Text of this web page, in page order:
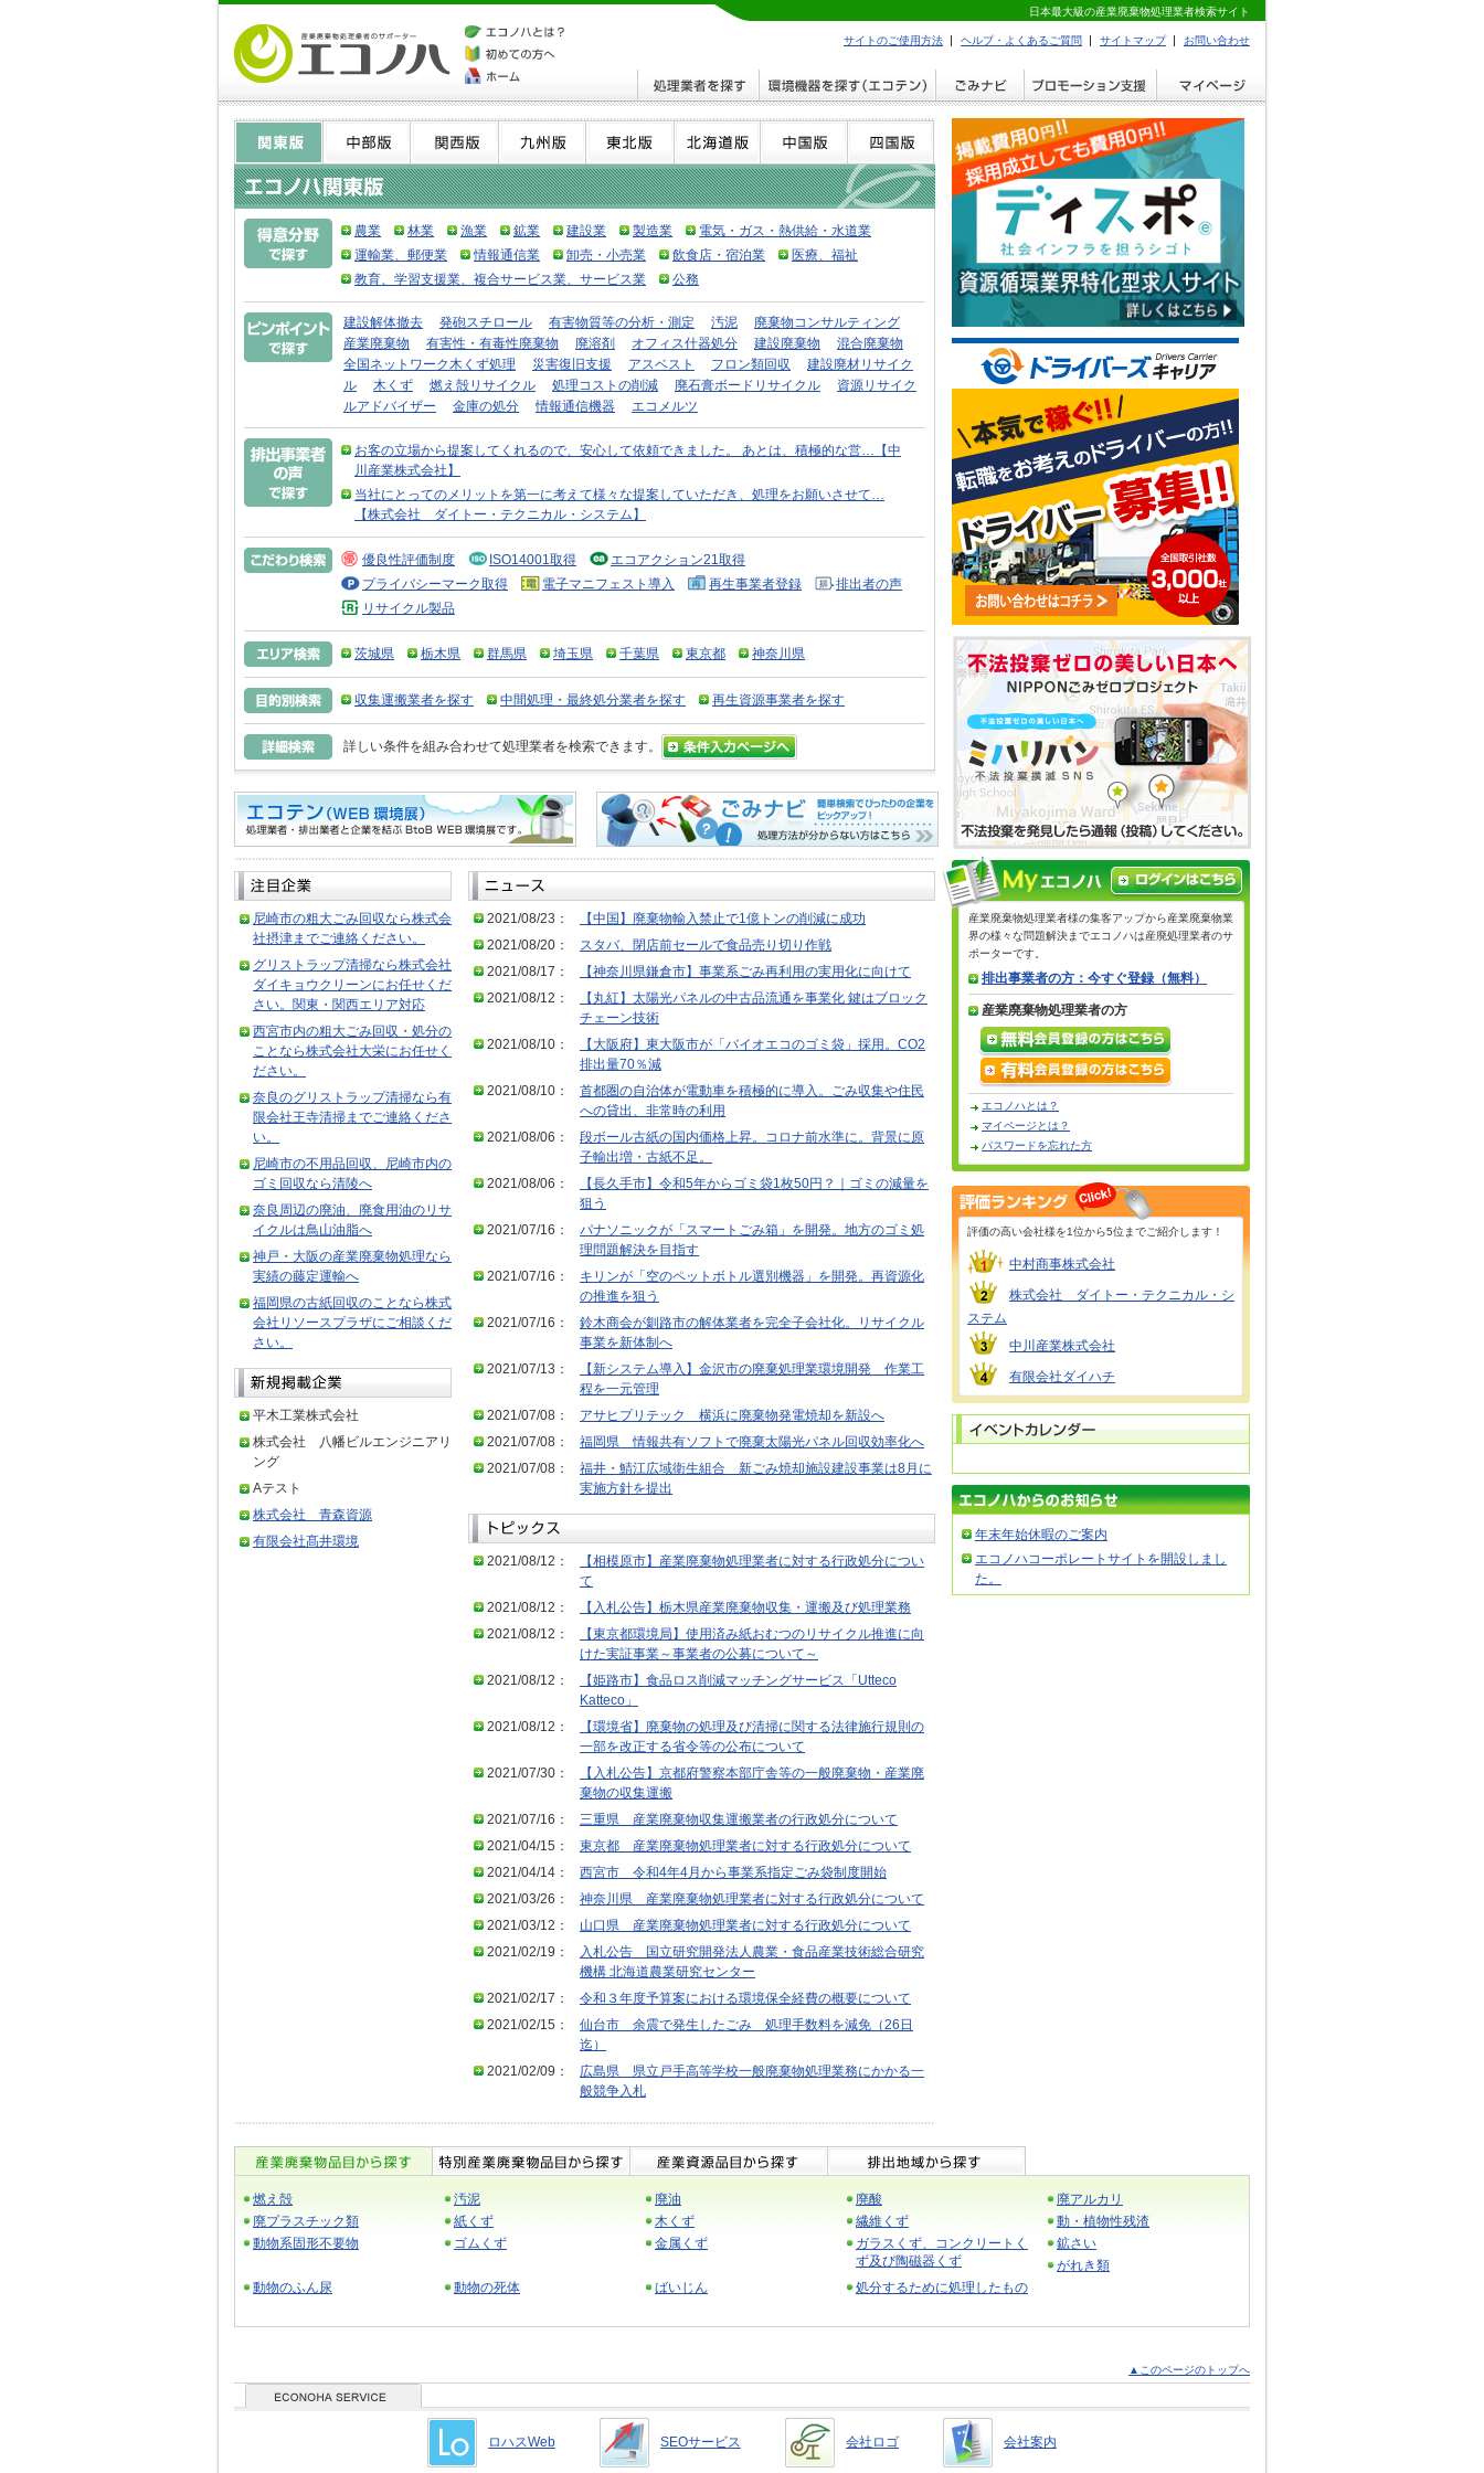
日本最大級の産業廃棄物処理業者検索サイト
サイトのご使用方法 ヘルプ・よくあるご質問 サイトマップ お問い合わせ
農業 林業 漁業 鉱業 建設業 製造業
電気・ガス・熱供給・水道業
運輸業、郵便業
情報通信業 卸売・小売業 飲食店・宿泊業
医療、福祉
教育、学習支援業、複合サービス業、サービス業
公務
建設解体撤去 発砲スチロール 有害物質等の分析・測定 汚泥
廃棄物コンサルティング
産業廃棄物
有害性・有毒性廃棄物 廃溶剤 オフィス什器処分 建設廃棄物
混合廃棄物
全国ネットワーク木くず処理
災害復旧支援 アスベスト フロン類回収
建設廃材リサイク
ル
木くず 燃え殻リサイクル 処理コストの削減 廃石膏ボードリサイクル
資源リサイク
ルアドバイザー
金庫の処分 情報通信機器 エコメルツ
お客の立場から提案してくれるので、安心して依頼できました。 あとは、積極的な営…【中
川産業株式会社】
当社にとってのメリットを第一に考えて様々な提案していただき、処理をお願いさせて…
【株式会社 ダイトー・テクニカル・システム】
優良性評価制度 ISO14001取得
エコアクション21取得
プライバシーマーク取得
電子マニフェスト導入 再生事業者登録
排出者の声
リサイクル製品
茨城県 栃木県 群馬県 埼玉県 千葉県 東京都 神奈川県
収集運搬業者を探す 中間処理・最終処分業者を探す 再生資源事業者を探す
詳しい条件を組み合わせて処理業者を検索できます。
尼崎市の粗大ごみ回収なら株式会
社摂津までご連絡ください。
グリストラップ清掃なら株式会社
ダイキョウクリーンにお任せくだ
さい。関東・関西エリア対応
西宮市内の粗大ごみ回収・処分の
ことなら株式会社大栄にお任せく
ださい。
奈良のグリストラップ清掃なら有
限会社王寺清掃までご連絡くださ
い。
尼崎市の不用品回収、尼崎市内の
ゴミ回収なら清陵へ
奈良周辺の廃油、廃食用油のリサ
イクルは鳥山油脂へ
神戸・大阪の産業廃棄物処理なら
実績の藤定運輸へ
福岡県の古紙回収のことなら株式
会社リソースプラザにご相談くだ
さい。
平木工業株式会社
株式会社 八幡ビルエンジニアリ
ング
Aテスト
株式会社 青森資源
有限会社髙井環境
2021/08/23：
【中国】廃棄物輸入禁止で1億トンの削減に成功
2021/08/20：
スタバ、閉店前セールで食品売り切り作戦
2021/08/17：
【神奈川県鎌倉市】事業系ごみ再利用の実用化に向けて
2021/08/12：
【丸紅】太陽光パネルの中古品流通を事業化 鍵はブロック
チェーン技術
2021/08/10：
【大阪府】東大阪市が「バイオエコのゴミ袋」採用。CO2
排出量70％減
2021/08/10：
首都圏の自治体が電動車を積極的に導入。ごみ収集や住民
への貸出、非常時の利用
2021/08/06：
段ボール古紙の国内価格上昇。コロナ前水準に。背景に原
子輸出増・古紙不足。
2021/08/06：
【長久手市】令和5年からゴミ袋1枚50円？｜ゴミの減量を
狙う
2021/07/16：
パナソニックが「スマートごみ箱」を開発。地方のゴミ処
理問題解決を目指す
2021/07/16：
キリンが「空のペットボトル選別機器」を開発。再資源化
の推進を狙う
2021/07/16：
鈴木商会が釧路市の解体業者を完全子会社化。リサイクル
事業を新体制へ
2021/07/13：
【新システム導入】金沢市の廃棄処理業環境開発 作業工
程を一元管理
2021/07/08：
アサヒプリテック 横浜に廃棄物発電焼却を新設へ
2021/07/08：
福岡県 情報共有ソフトで廃棄太陽光パネル回収効率化へ
2021/07/08：
福井・鯖江広域衛生組合 新ごみ焼却施設建設事業は8月に
実施方針を提出
2021/08/12：
【相模原市】産業廃棄物処理業者に対する行政処分につい
て
2021/08/12：
【入札公告】栃木県産業廃棄物収集・運搬及び処理業務
2021/08/12：
【東京都環境局】使用済み紙おむつのリサイクル推進に向
けた実証事業～事業者の公募について～
2021/08/12：
【姫路市】食品ロス削減マッチングサービス「Utteco
Katteco」
2021/08/12：
【環境省】廃棄物の処理及び清掃に関する法律施行規則の
一部を改正する省令等の公布について
2021/07/30：
【入札公告】京都府警察本部庁舎等の一般廃棄物・産業廃
棄物の収集運搬
2021/07/16：
三重県 産業廃棄物収集運搬業者の行政処分について
2021/04/15：
東京都 産業廃棄物処理業者に対する行政処分について
2021/04/14：
西宮市 令和4年4月から事業系指定ごみ袋制度開始
2021/03/26：
神奈川県 産業廃棄物処理業者に対する行政処分について
2021/03/12：
山口県 産業廃棄物処理業者に対する行政処分について
2021/02/19：
入札公告 国立研究開発法人農業・食品産業技術総合研究
機構 北海道農業研究センター
2021/02/17：
令和３年度予算案における環境保全経費の概要について
2021/02/15：
仙台市 余震で発生したごみ 処理手数料を減免（26日
迄）
2021/02/09：
広島県 県立戸手高等学校一般廃棄物処理業務にかかる一
般競争入札
産業廃棄物処理業者様の集客アップから産業廃棄物業
界の様々な問題解決までエコノハは産廃処理業者のサ
ポーターです。
排出事業者の方：今すぐ登録（無料）
産業廃棄物処理業者の方
エコノハとは？
マイページとは？
パスワードを忘れた方
評価の高い会社様を1位から5位までご紹介します！
中村商事株式会社
株式会社 ダイトー・テクニカル・シ
ステム
中川産業株式会社
有限会社ダイハチ
年末年始休暇のご案内
エコノハコーポレートサイトを開設しまし
た。
燃え殻 汚泥 廃油 廃酸
廃アルカリ
廃プラスチック類
紙くず 木くず 繊維くず
動・植物性残渣
動物系固形不要物
ゴムくず 金属くず
ガラスくず、コンクリートく
ず及び陶磁器くず
鉱さい
がれき類
動物のふん尿
動物の死体 ばいじん 処分するために処理したもの
▲このページのトップへ
ロハスWeb SEOサービス 会社ロゴ 会社案内